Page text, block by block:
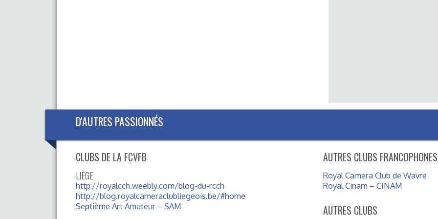
D'AUTRES PASSIONNÉS
CLUBS DE LA FCVFB
LIÈGE
http://royalcch.weebly.com/blog-du-rcch
http://blog.royalcameraclubliegeois.be/#home
Septième Art Amateur – SAM
AUTRES CLUBS FRANCOPHONES
Royal Camera Club de Wavre
Royal Cinam – CINAM
AUTRES CLUBS